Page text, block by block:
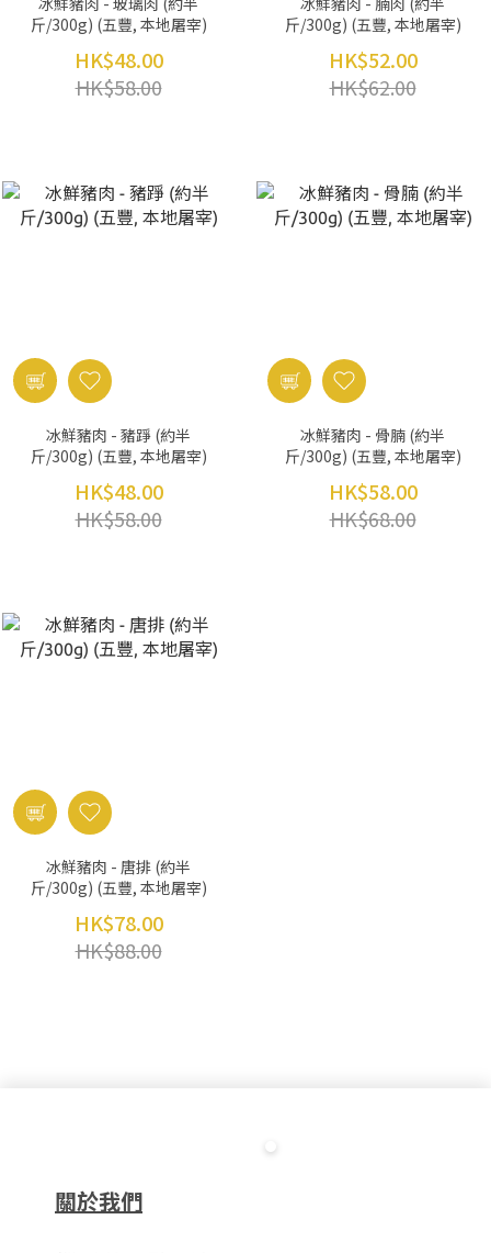
斤/300g) (五豐, 本地屠宰)
HK$48.00
HK$58.00
斤/300g) (五豐, 本地屠宰)
HK$52.00
HK$62.00
冰鮮豬肉 - 豬踭 (約半
斤/300g) (五豐, 本地屠宰)
HK$48.00
HK$58.00
冰鮮豬肉 - 骨腩 (約半
斤/300g) (五豐, 本地屠宰)
HK$58.00
HK$68.00
冰鮮豬肉 - 唐排 (約半
斤/300g) (五豐, 本地屠宰)
HK$78.00
HK$88.00
關於我們